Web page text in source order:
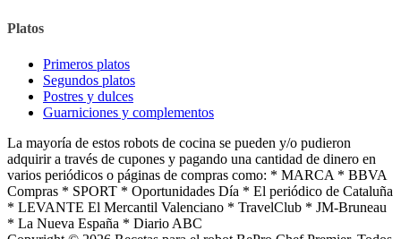
Platos
Primeros platos
Segundos platos
Postres y dulces
Guarniciones y complementos
La mayoría de estos robots de cocina se pueden y/o pudieron
adquirir a través de cupones y pagando una cantidad de dinero en
varios periódicos o páginas de compras como: * MARCA * BBVA
Compras * SPORT * Oportunidades Día * El periódico de Cataluña
* LEVANTE El Mercantil Valenciano * TravelClub * JM-Bruneau
* La Nueva España * Diario ABC